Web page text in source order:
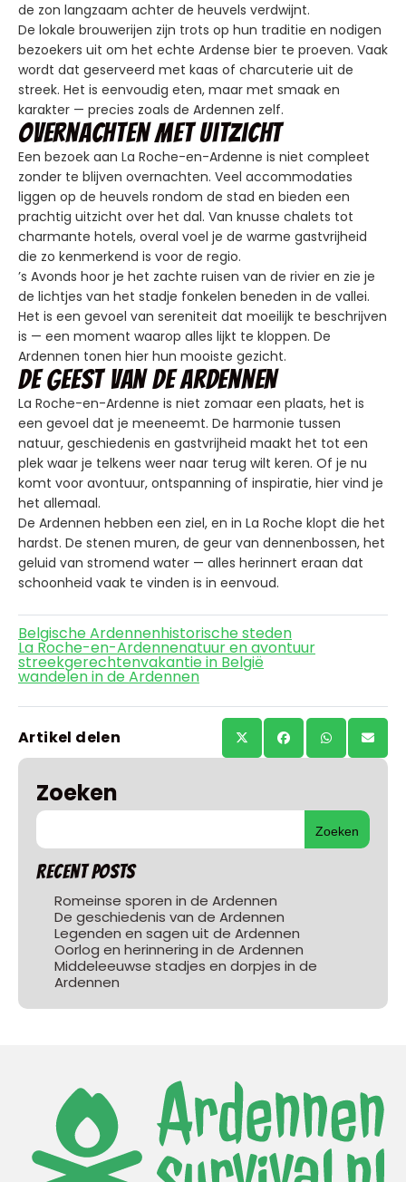
de zon langzaam achter de heuvels verdwijnt.
De lokale brouwerijen zijn trots op hun traditie en nodigen
bezoekers uit om het echte Ardense bier te proeven. Vaak
wordt dat geserveerd met kaas of charcuterie uit de
streek. Het is eenvoudig eten, maar met smaak en
karakter — precies zoals de Ardennen zelf.
Overnachten met uitzicht
Een bezoek aan La Roche-en-Ardenne is niet compleet
zonder te blijven overnachten. Veel accommodaties
liggen op de heuvels rondom de stad en bieden een
prachtig uitzicht over het dal. Van knusse chalets tot
charmante hotels, overal voel je de warme gastvrijheid
die zo kenmerkend is voor de regio.
’s Avonds hoor je het zachte ruisen van de rivier en zie je
de lichtjes van het stadje fonkelen beneden in de vallei.
Het is een gevoel van sereniteit dat moeilijk te beschrijven
is — een moment waarop alles lijkt te kloppen. De
Ardennen tonen hier hun mooiste gezicht.
De geest van de Ardennen
La Roche-en-Ardenne is niet zomaar een plaats, het is
een gevoel dat je meeneemt. De harmonie tussen
natuur, geschiedenis en gastvrijheid maakt het tot een
plek waar je telkens weer naar terug wilt keren. Of je nu
komt voor avontuur, ontspanning of inspiratie, hier vind je
het allemaal.
De Ardennen hebben een ziel, en in La Roche klopt die het
hardst. De stenen muren, de geur van dennenbossen, het
geluid van stromend water — alles herinnert eraan dat
schoonheid vaak te vinden is in eenvoud.
Belgische Ardennenhistorische steden
La Roche-en-Ardennenatuur en avontuur
streekgerechtenvakantie in België
wandelen in de Ardennen
Artikel delen
Zoeken
Zoeken
Recent Posts
Romeinse sporen in de Ardennen
De geschiedenis van de Ardennen
Legenden en sagen uit de Ardennen
Oorlog en herinnering in de Ardennen
Middeleeuwse stadjes en dorpjes in de
Ardennen